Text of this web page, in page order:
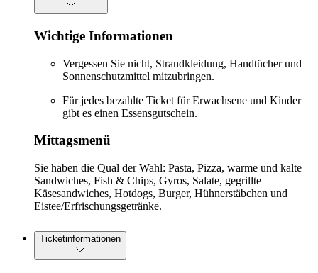
Wichtige Informationen
Vergessen Sie nicht, Strandkleidung, Handtücher und
Sonnenschutzmittel mitzubringen.
Für jedes bezahlte Ticket für Erwachsene und Kinder
gibt es einen Essensgutschein.
Mittagsmenü
Sie haben die Qual der Wahl: Pasta, Pizza, warme und kalte
Sandwiches, Fish & Chips, Gyros, Salate, gegrillte
Käsesandwiches, Hotdogs, Burger, Hühnerstäbchen und
Eistee/Erfrischungsgetränke.
Ticketinformationen